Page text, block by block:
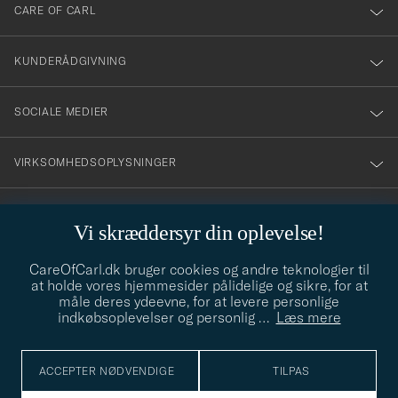
Vi skræddersyr din oplevelse!
CareOfCarl.dk bruger cookies og andre teknologier til
at holde vores hjemmesider pålidelige og sikre, for at
måle deres ydeevne, for at levere personlige
indkøbsoplevelser og personlig … Læs mere
ACCEPTER NØDVENDIGE TILPAS
till
vårt
nyhetsbrev!
CARE OF CARL
KUNDERÅDGIVNING
SOCIALE MEDIER
VIRKSOMHEDSOPLYSNINGER
info@careofcarl.dk
Behøver du hjælp til at finde din stil? Lad os hjælpe dig, vi hjælper
gerne til!
STILRÅD